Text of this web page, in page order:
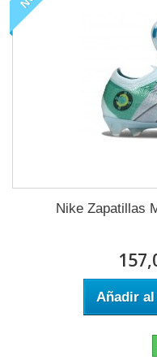
Nike Zapatillas
Añadir